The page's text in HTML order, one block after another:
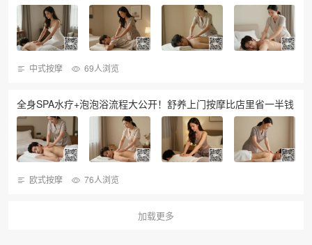
中式按摩 69人浏览
全身SPA水疗+泡泡浴流程大公开！舒养上门按摩比店里省一半钱
欧式按摩 76人浏览
加载更多